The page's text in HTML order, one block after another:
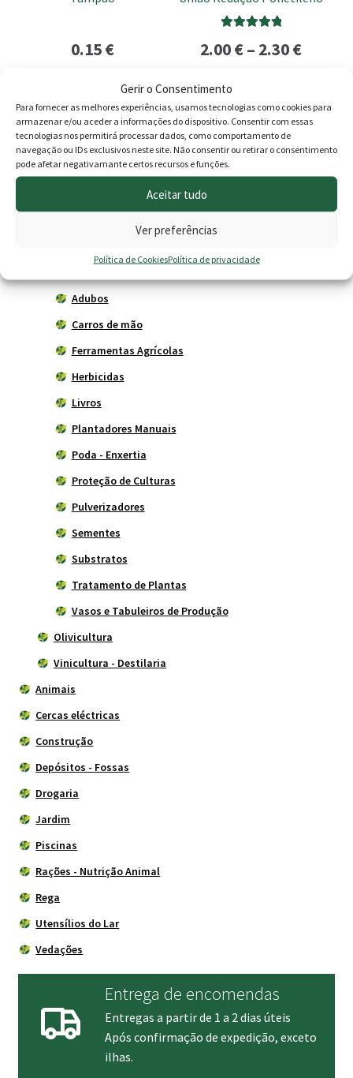
Gerir o Consentimento
Para fornecer as melhores experiências, usamos tecnologias como cookies para
armazenar e/ou aceder a informações do dispositivo. Consentir com essas
tecnologias nos permitirá processar dados, como comportamento de
navegação ou IDs exclusivos neste site. Não consentir ou retirar o consentimento
pode afetar negativamante certos recursos e funções.
Aceitar tudo
Ver preferências
Política de CookiesPolítica de privacidade
0.15€
Ver opções
5.00de 5
2.00€– 2.30€Price
2.00 €
2.30 €
Ver opções
chosen
page
Produtos
Adubos
Carros de mão
Ferramentas Agrícolas
Herbicidas
Livros
Plantadores Manuais
Poda - Enxertia
Proteção de Culturas
Pulverizadores
Sementes
Substratos
Tratamento de Plantas
Vasos e Tabuleiros de Produção
Olivicultura
Vinicultura - Destilaria
Animais
Cercas eléctricas
Construção
Depósitos - Fossas
Drogaria
Jardim
Piscinas
Rações - Nutrição Animal
Rega
Utensílios do Lar
Vedações
Entrega de encomendas
Entregas a partir de 1 a 2 dias úteis
Após confirmação de expedição, exceto
ilhas.